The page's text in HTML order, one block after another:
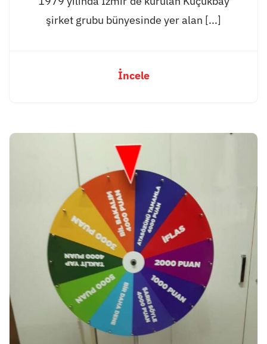
şirket grubu bünyesinde yer alan [...]
İncele